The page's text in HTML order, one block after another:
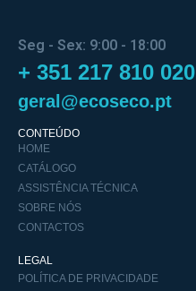
Seg - Sex: 9:00 - 18:00
+ 351 217 810 020
geral@ecoseco.pt
CONTEÚDO
HOME
CATÁLOGO
ASSISTÊNCIA TÉCNICA
SOBRE NÓS
CONTACTOS
LEGAL
POLÍTICA DE PRIVACIDADE